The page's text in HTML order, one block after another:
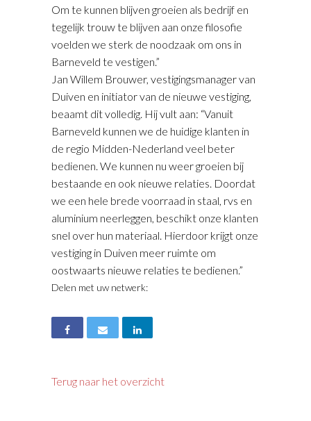
Om te kunnen blijven groeien als bedrijf en
tegelijk trouw te blijven aan onze filosofie
voelden we sterk de noodzaak om ons in
Barneveld te vestigen.”
Jan Willem Brouwer, vestigingsmanager van
Duiven en initiator van de nieuwe vestiging,
beaamt dit volledig. Hij vult aan: “Vanuit
Barneveld kunnen we de huidige klanten in
de regio Midden-Nederland veel beter
bedienen. We kunnen nu weer groeien bij
bestaande en ook nieuwe relaties. Doordat
we een hele brede voorraad in staal, rvs en
aluminium neerleggen, beschikt onze klanten
snel over hun materiaal. Hierdoor krijgt onze
vestiging in Duiven meer ruimte om
oostwaarts nieuwe relaties te bedienen.”
Delen met uw netwerk:
Terug naar het overzicht